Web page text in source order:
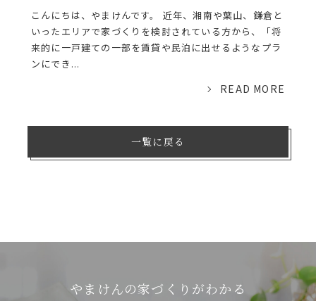
こんにちは、やまけんです。 近年、湘南や葉山、鎌倉と
いったエリアで家づくりを検討されている方から、「将
来的に一戸建ての一部を賃貸や民泊に出せるようなプラ
ンにでき...
READ MORE
一覧に戻る
やまけんの家づくりがわかる